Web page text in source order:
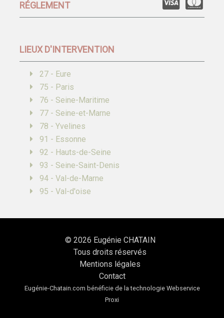
RÉGLEMENT
LIEUX D'INTERVENTION
27 - Eure
75 - Paris
76 - Seine-Maritime
77 - Seine-et-Marne
78 - Yvelines
91 - Essonne
92 - Hauts-de-Seine
93 - Seine-Saint-Denis
94 - Val-de-Marne
95 - Val-d'oise
© 2026 Eugénie CHATAIN
Tous droits réservés
Mentions légales
Contact
Eugénie-Chatain.com bénéficie de la technologie Webservice
Proxi